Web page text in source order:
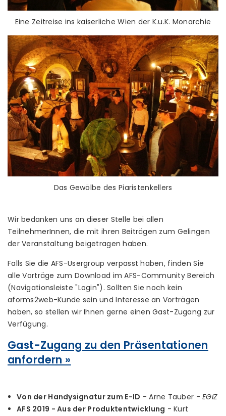
Eine Zeitreise ins kaiserliche Wien der K.u.K. Monarchie
Das Gewölbe des Piaristenkellers
Wir bedanken uns an dieser Stelle bei allen
TeilnehmerInnen, die mit ihren Beiträgen zum Gelingen
der Veranstaltung beigetragen haben.
Falls Sie die AFS-Usergroup verpasst haben, finden Sie
alle Vorträge zum Download im AFS-Community Bereich
(Navigationsleiste "Login"). Sollten Sie noch kein
aforms2web-Kunde sein und Interesse an Vorträgen
haben, so stellen wir Ihnen gerne einen Gast-Zugang zur
Verfügung.
Gast-Zugang zu den Präsentationen
anfordern »
Von der Handysignatur zum E-ID - Arne Tauber - EGIZ
AFS 2019 - Aus der Produktentwicklung - Kurt